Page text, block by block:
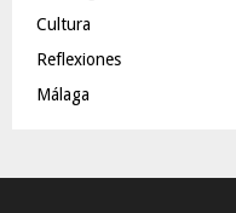
Cultura
Reflexiones
Málaga